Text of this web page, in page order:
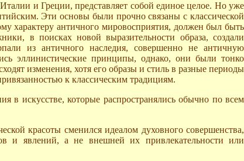
и Греции, представляет собой единое целое. Но уже
Эти основы были прочно связаны с классической
характеру античного мировосприятия, должен был быть
в поисках новой выразительности образа, создали
из античного наследия, совершенно не античную
эллинистические принципы, однако, они были тонко
изменения, хотя его образы и стиль в разные периоды
к классическим традициям.
в искусстве, которые распространялись обычно по всем
красоты сменился идеалом духовного совершенства,
и явлений, а не внешней их привлекательности или